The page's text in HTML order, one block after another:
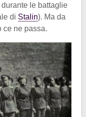
le battaglie
di Stalin). Ma da
ce ne passa.